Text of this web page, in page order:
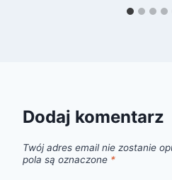
Dodaj komentarz
Twój adres email nie zostanie
pola są oznaczone *